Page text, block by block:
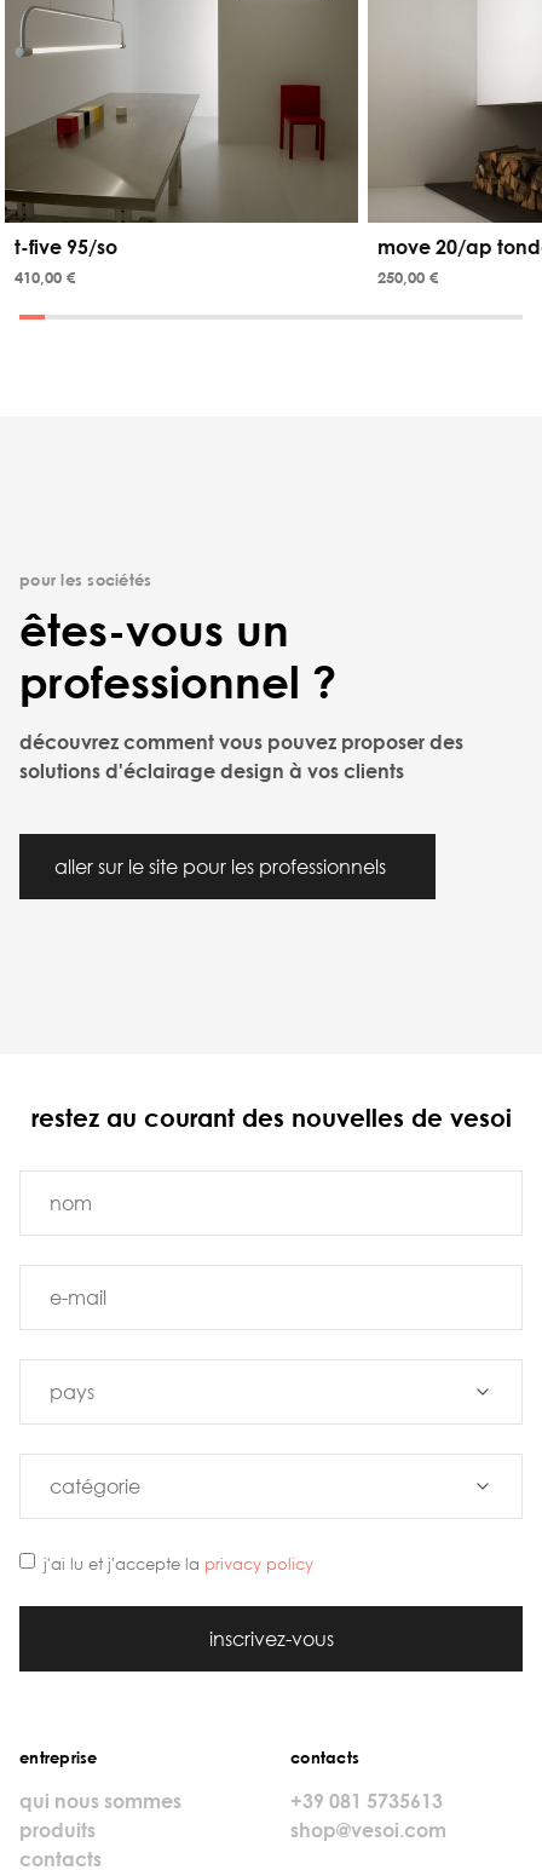
t-five 95/so
410,00 €
move 20/ap
250,00 €
pour les sociétés
êtes-vous un
professionnel ?
découvrez comment vous pouvez proposer des
solutions d'éclairage design à vos clients
aller sur le site pour les professionnels
restez au courant des nouvelles de vesoi
j'ai lu et j'accepte la privacy policy
inscrivez-vous
entreprise
qui nous sommes
produits
contacts
contacts
+39 081 5735613
shop@vesoi.com